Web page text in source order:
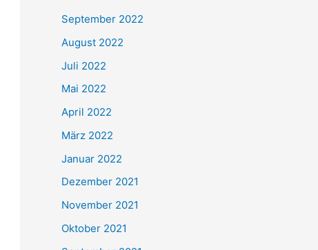
September 2022
August 2022
Juli 2022
Mai 2022
April 2022
März 2022
Januar 2022
Dezember 2021
November 2021
Oktober 2021